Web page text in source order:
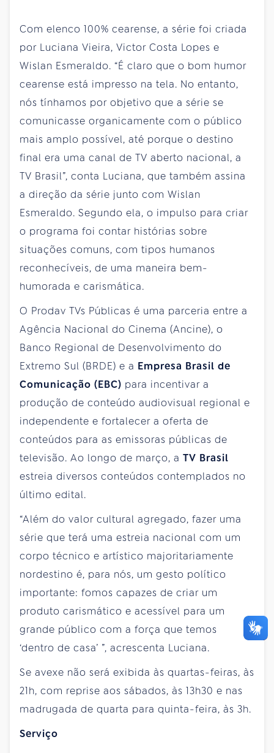
Com elenco 100% cearense, a série foi criada
por Luciana Vieira, Victor Costa Lopes e
Wislan Esmeraldo. “É claro que o bom humor
cearense está impresso na tela. No entanto,
nós tínhamos por objetivo que a série se
comunicasse organicamente com o público
mais amplo possível, até porque o destino
final era uma canal de TV aberto nacional, a
TV Brasil”, conta Luciana, que também assina
a direção da série junto com Wislan
Esmeraldo. Segundo ela, o impulso para criar
o programa foi contar histórias sobre
situações comuns, com tipos humanos
reconhecíveis, de uma maneira bem-
humorada e carismática.
O Prodav TVs Públicas é uma parceria entre a
Agência Nacional do Cinema (Ancine), o
Banco Regional de Desenvolvimento do
Extremo Sul (BRDE) e a Empresa Brasil de
Comunicação (EBC) para incentivar a
produção de conteúdo audiovisual regional e
independente e fortalecer a oferta de
conteúdos para as emissoras públicas de
televisão. Ao longo de março, a TV Brasil
estreia diversos conteúdos contemplados no
último edital.
“Além do valor cultural agregado, fazer uma
série que terá uma estreia nacional com um
corpo técnico e artístico majoritariamente
nordestino é, para nós, um gesto político
importante: fomos capazes de criar um
produto carismático e acessível para um
grande público com a força que temos
‘dentro de casa’ ”, acrescenta Luciana.
Se avexe não será exibida às quartas-feiras, às
21h, com reprise aos sábados, às 13h30 e nas
madrugada de quarta para quinta-feira, às 3h.
Serviço